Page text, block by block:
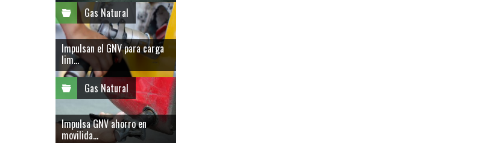
Gas Natural
Impulsan el GNV para carga
lim...
Gas Natural
Impulsa GNV ahorro en
movilida...